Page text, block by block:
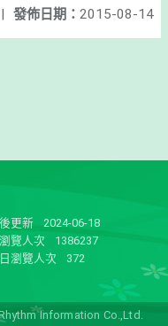
發佈日期： 2015-08-14
|
更新
2024-06-18
覽人次
1386237
瀏覽人次
372
Information Co.,Ltd.